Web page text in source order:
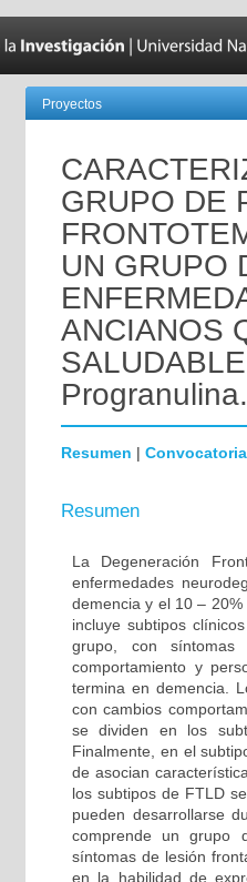
Proyectos
GRUPO DE
UN GRUPO
ANCIANOS
Progranulina.
Resumen | Convocatoria
Resumen
La Degeneración
enfermedades
demencia y el 10 –
incluye subtipos
grupo, con síntomas
comportamiento y
termina en demencia.
con cambios
se dividen en los
Finalmente, en el
de asocian
los subtipos de FTLD
pueden desarrollarse
comprende un grupo
síntomas de lesión
en la habilidad de